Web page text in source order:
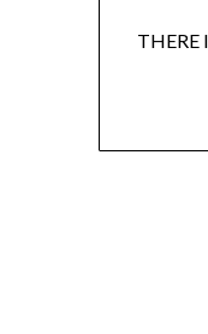
THERE